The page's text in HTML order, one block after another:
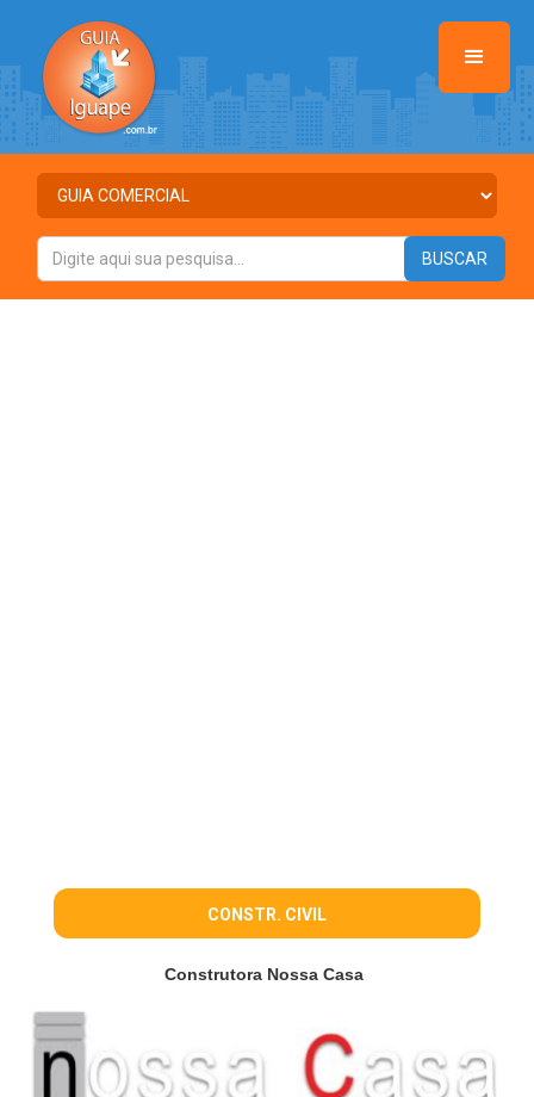
CONSTR. CIVIL
Construtora Nossa Casa